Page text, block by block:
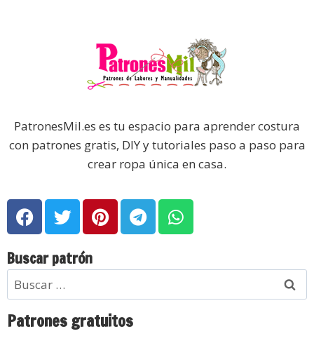
PatronesMil.es es tu espacio para aprender costura
con patrones gratis, DIY y tutoriales paso a paso para
crear ropa única en casa.
Buscar patrón
Patrones gratuitos